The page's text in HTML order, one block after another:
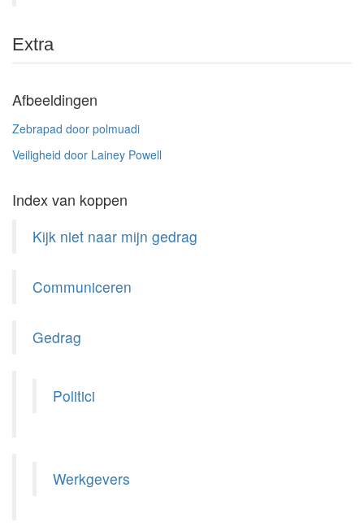
Extra
Afbeeldingen
Zebrapad door polmuadi
Veiligheid door Lainey Powell
Index van koppen
Kijk niet naar mijn gedrag
Communiceren
Gedrag
Politici
Werkgevers